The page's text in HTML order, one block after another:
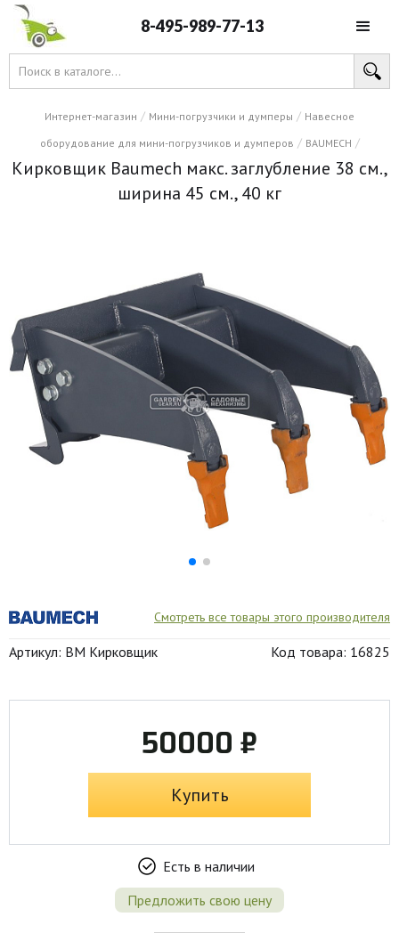
8-495-989-77-13
Интернет-магазин / Мини-погрузчики и думперы / Навесное
оборудование для мини-погрузчиков и думперов / BAUMECH /
Кирковщик Baumech макс. заглубление 38 см.,
ширина 45 см., 40 кг
Смотреть все товары этого производителя
Артикул: BM Кирковщик Код товара: 16825
50000 ₽
Купить
Есть в наличии
Предложить свою цену